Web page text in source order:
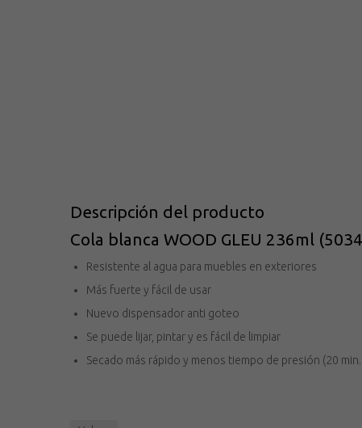
Descripción del producto
Cola blanca WOOD GLEU 236ml
Resistente al agua para muebles en exteriores
Más fuerte y fácil de usar
Nuevo dispensador anti goteo
Se puede lijar, pintar y es fácil de limpiar
Secado más rápido y menos tiempo de presión (20 min.